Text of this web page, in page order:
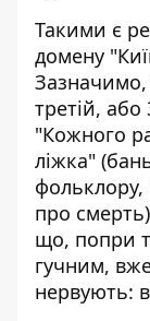
Такими є
домену
третій, або
"Кожного
ліжка"
фольклору,
про
що, попри
гучним,
нервують: